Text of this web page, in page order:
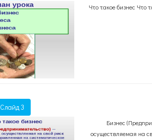
Что такое бизнес Что
Слайд 3
Бизнес
осуществляемая на